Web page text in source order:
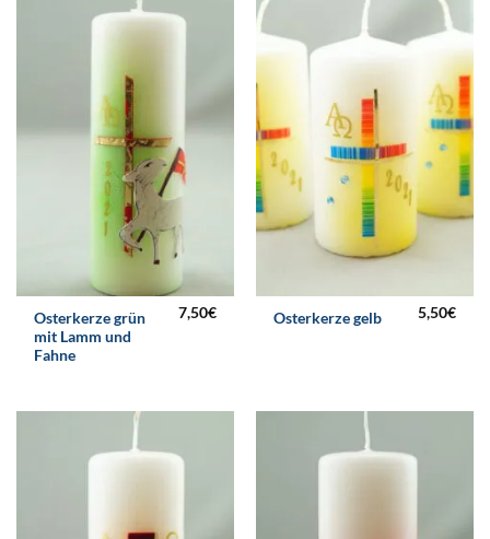
Osterkerze grün
mit Lamm und
Fahne
7,50€ Osterkerze gelb 5,50€